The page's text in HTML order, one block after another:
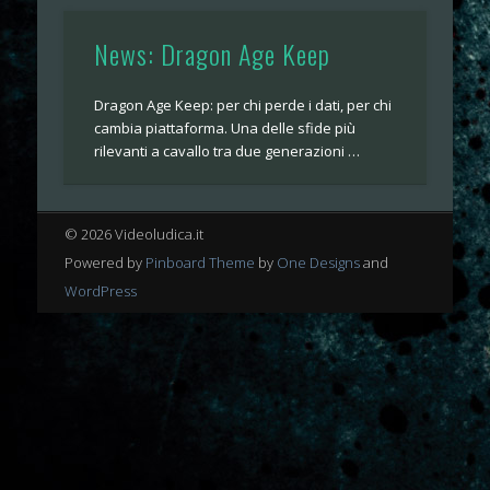
News: Dragon Age Keep
Dragon Age Keep: per chi perde i dati, per chi
cambia piattaforma. Una delle sfide più
rilevanti a cavallo tra due generazioni …
© 2026 Videoludica.it
Powered by Pinboard Theme by One Designsand
WordPress